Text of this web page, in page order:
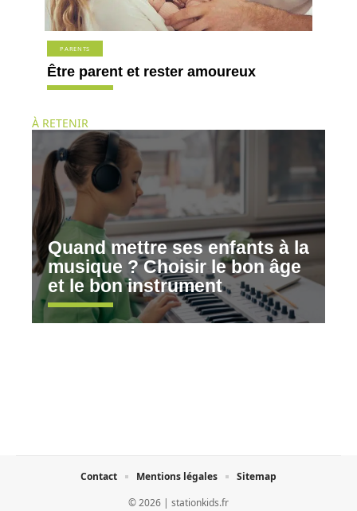
PARENTS
Être parent et rester amoureux
À RETENIR
Quand mettre ses enfants à la
musique ? Choisir le bon âge
et le bon instrument
© 2026 | stationkids.fr
Contact Mentions légales Sitemap